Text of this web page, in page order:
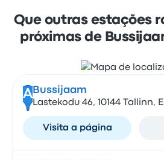
Que outras estações
próximas de
A Bussijaam
Lastekodu 46, 10144 Tallinn,
Visita a página